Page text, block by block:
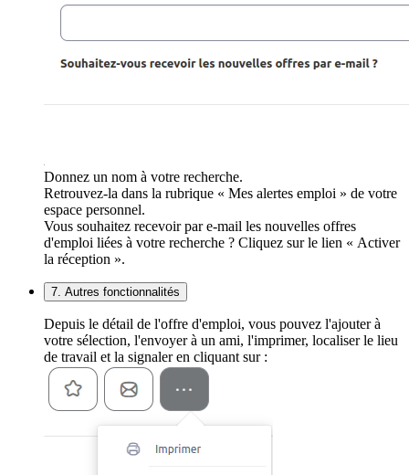
Donnez un nom à votre recherche.
Retrouvez-la dans la rubrique « Mes alertes emploi » de votre
espace personnel.
Vous souhaitez recevoir par e-mail les nouvelles offres
d'emploi liées à votre recherche ? Cliquez sur le lien « Activer
la réception ».
7. Autres fonctionnalités
Depuis le détail de l'offre d'emploi, vous pouvez l'ajouter à
votre sélection, l'envoyer à un ami, l'imprimer, localiser le lieu
de travail et la signaler en cliquant sur :